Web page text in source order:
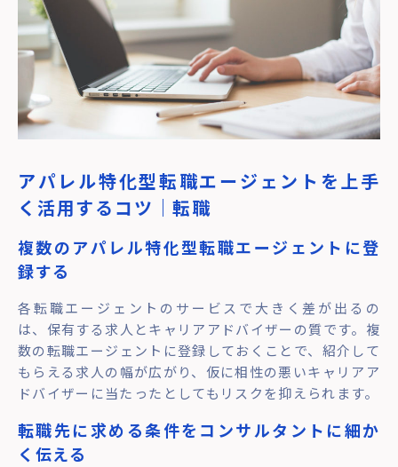
アパレル特化型転職エージェントを上手
く活用するコツ｜転職
複数のアパレル特化型転職エージェントに登
録する
各転職エージェントのサービスで大きく差が出るの
は、保有する求人とキャリアアドバイザーの質です。複
数の転職エージェントに登録しておくことで、紹介して
もらえる求人の幅が広がり、仮に相性の悪いキャリアア
ドバイザーに当たったとしてもリスクを抑えられます。
転職先に求める条件をコンサルタントに細か
く伝える